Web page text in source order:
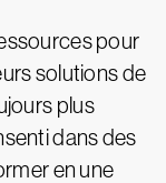
pour
solutions de
plus
dans des
en une